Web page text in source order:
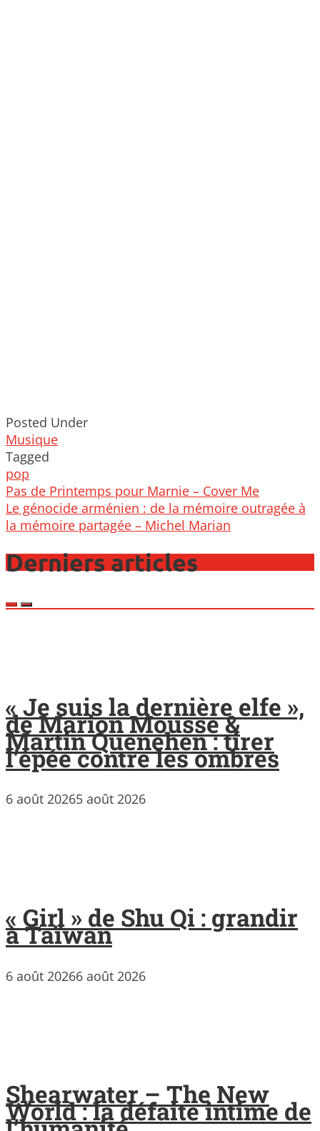
Posted Under
Musique
Tagged
pop
Post
navigation
Pas de Printemps pour Marnie – Cover Me
Le génocide arménien : de la mémoire outragée à
la mémoire partagée – Michel Marian
Derniers articles
« Je suis la dernière elfe »,
de Marion Mousse &
Martin Quenehen : tirer
l’épée contre les ombres
6 août 20265 août 2026
« Girl » de Shu Qi : grandir
à Taïwan
6 août 20266 août 2026
Shearwater – The New
World : la défaite intime de